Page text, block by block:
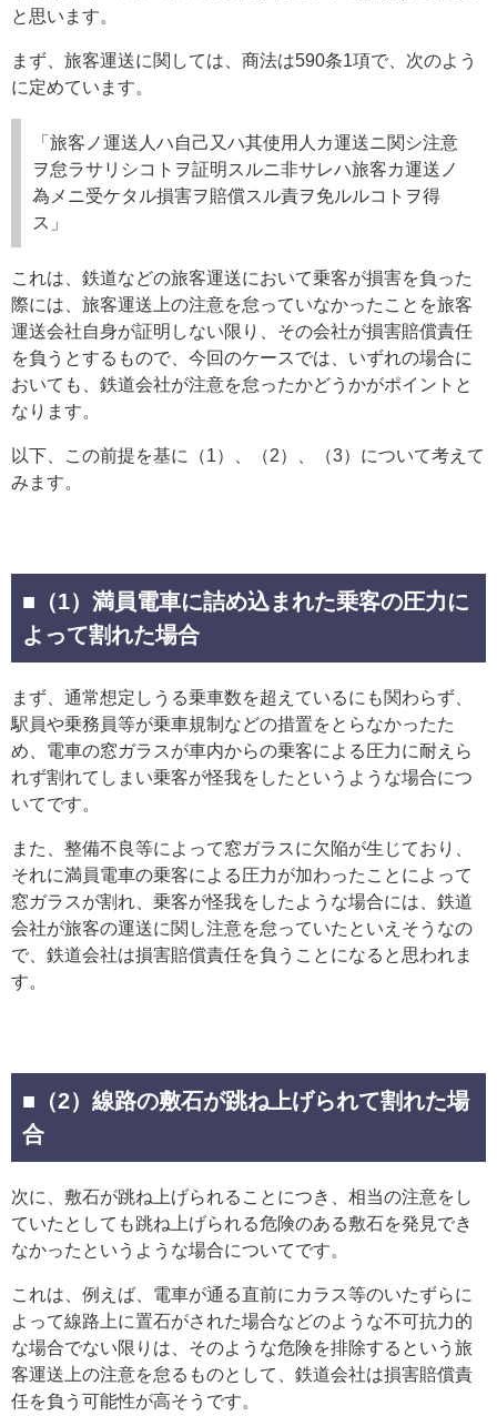
と思います。
まず、旅客運送に関しては、商法は590条1項で、次のよう
に定めています。
「旅客ノ運送人ハ自己又ハ其使用人カ運送ニ関シ注意
ヲ怠ラサリシコトヲ証明スルニ非サレハ旅客カ運送ノ
為メニ受ケタル損害ヲ賠償スル責ヲ免ルルコトヲ得
ス」
これは、鉄道などの旅客運送において乗客が損害を負った
際には、旅客運送上の注意を怠っていなかったことを旅客
運送会社自身が証明しない限り、その会社が損害賠償責任
を負うとするもので、今回のケースでは、いずれの場合に
おいても、鉄道会社が注意を怠ったかどうかがポイントと
なります。
以下、この前提を基に（1）、（2）、（3）について考えて
みます。
■（1）満員電車に詰め込まれた乗客の圧力に
よって割れた場合
まず、通常想定しうる乗車数を超えているにも関わらず、
駅員や乗務員等が乗車規制などの措置をとらなかったた
め、電車の窓ガラスが車内からの乗客による圧力に耐えら
れず割れてしまい乗客が怪我をしたというような場合につ
いてです。
また、整備不良等によって窓ガラスに欠陥が生じており、
それに満員電車の乗客による圧力が加わったことによって
窓ガラスが割れ、乗客が怪我をしたような場合には、鉄道
会社が旅客の運送に関し注意を怠っていたといえそうなの
で、鉄道会社は損害賠償責任を負うことになると思われま
す。
■（2）線路の敷石が跳ね上げられて割れた場
合
次に、敷石が跳ね上げられることにつき、相当の注意をし
ていたとしても跳ね上げられる危険のある敷石を発見でき
なかったというような場合についてです。
これは、例えば、電車が通る直前にカラス等のいたずらに
よって線路上に置石がされた場合などのような不可抗力的
な場合でない限りは、そのような危険を排除するという旅
客運送上の注意を怠るものとして、鉄道会社は損害賠償責
任を負う可能性が高そうです。